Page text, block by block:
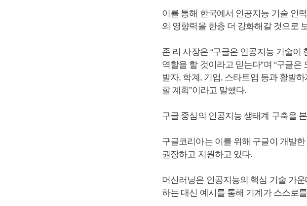
이를 통해 한국에서 인공지능 기술 인
의 영향력을 한층 더 강화해갈 것으로
존 리 사장은 “구글은 인공지능 기술
역할을 할 것이라고 믿는다”며 “구글
발자, 학계, 기업, 스타트업 등과 활발
할 계획”이라고 말했다.
구글 중심의 인공지능 생태계 구축을
구글코리아는 이를 위해 구글이 개발
권장하고 지원하고 있다.
머신러닝은 인공지능의 핵심 기술 가
하는 대신 예시를 통해 기계가 스스로